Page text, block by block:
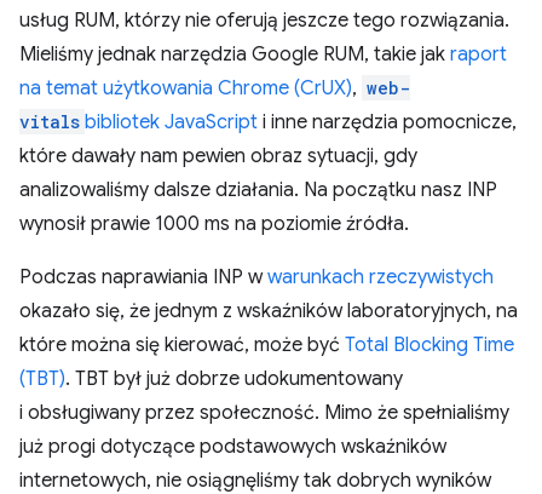
usług RUM, którzy nie oferują jeszcze tego rozwiązania.
Mieliśmy jednak narzędzia Google RUM, takie jak raport
na temat użytkowania Chrome (CrUX), web-
vitals bibliotek JavaScript i inne narzędzia pomocnicze,
które dawały nam pewien obraz sytuacji, gdy
analizowaliśmy dalsze działania. Na początku nasz INP
wynosił prawie 1000 ms na poziomie źródła.
Podczas naprawiania INP wwarunkach rzeczywistych
okazało się, że jednym z wskaźników laboratoryjnych, na
które można się kierować, może być Total Blocking Time
(TBT). TBT był już dobrze udokumentowany
i obsługiwany przez społeczność. Mimo że spełnialiśmy
już progi dotyczące podstawowych wskaźników
internetowych, nie osiągnęliśmy tak dobrych wyników